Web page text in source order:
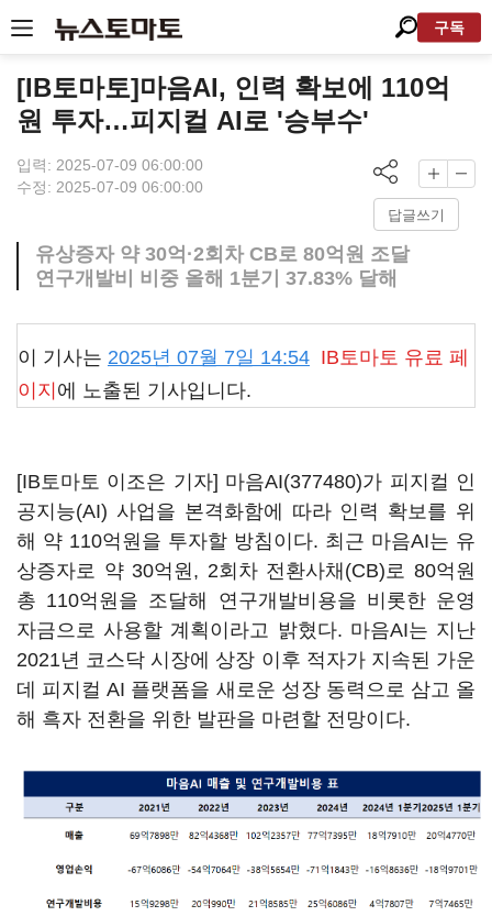
구독
[IB토마토]마음AI, 인력 확보에 110억
원 투자…피지컬 AI로 '승부수'
입력: 2025-07-09 06:00:00
수정: 2025-07-09 06:00:00
답글쓰기
유상증자 약 30억·2회차 CB로 80억원 조달
연구개발비 비중 올해 1분기 37.83% 달해
이 기사는 2025년 07월 7일 14:54 IB토마토 유료 페
이지 에 노출된 기사입니다.
[IB토마토 이조은 기자] 마음AI(377480)가 피지컬 인
공지능(AI) 사업을 본격화함에 따라 인력 확보를 위
해 약 110억원을 투자할 방침이다. 최근 마음AI는 유
상증자로 약 30억원, 2회차 전환사채(CB)로 80억원
총 110억원을 조달해 연구개발비용을 비롯한 운영
자금으로 사용할 계획이라고 밝혔다. 마음AI는 지난
2021년 코스닥 시장에 상장 이후 적자가 지속된 가운
데 피지컬 AI 플랫폼을 새로운 성장 동력으로 삼고 올
해 흑자 전환을 위한 발판을 마련할 전망이다.